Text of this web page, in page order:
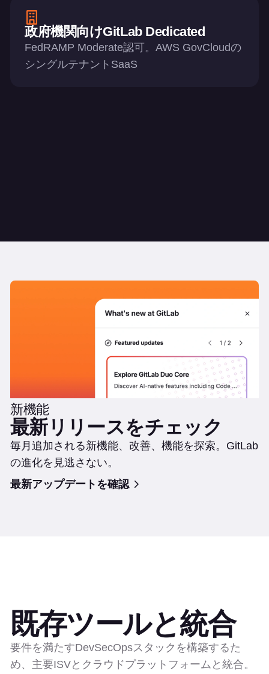
政府機関向けGitLab Dedicated
FedRAMP Moderate認可。AWS GovCloudの
シングルテナントSaaS
新機能
最新リリースをチェック
毎月追加される新機能、改善、機能を探索。GitLab
の進化を見逃さない。
最新アップデートを確認
既存ツールと統合
要件を満たすDevSecOpsスタックを構築するた
め、主要ISVとクラウドプラットフォームと統合。